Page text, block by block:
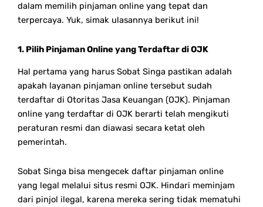
dalam memilih pinjaman online yang tepat dan
terpercaya. Yuk, simak ulasannya berikut ini!
1. Pilih Pinjaman Online yang Terdaftar di OJK
Hal pertama yang harus Sobat Singa pastikan adalah
apakah layanan pinjaman online tersebut sudah
terdaftar di Otoritas Jasa Keuangan (OJK). Pinjaman
online yang terdaftar di OJK berarti telah mengikuti
peraturan resmi dan diawasi secara ketat oleh
pemerintah.
Sobat Singa bisa mengecek daftar pinjaman online
yang legal melalui situs resmi OJK. Hindari meminjam
dari pinjol ilegal, karena mereka sering tidak mematuhi